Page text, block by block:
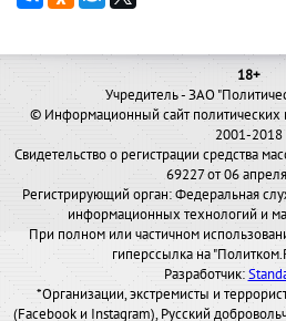
18+
Учредитель - ЗАО
© Информационный сайт политических
2001-2018
Свидетельство о регистрации средства
69227 от 06
Регистрирующий орган: Федеральная
информационных технологий и
При полном или частичном
гиперссылка на
Разработчик:
*Организации, экстремисты и
(Facebook и Instagram), Русский